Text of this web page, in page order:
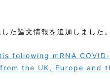
た論文情報を追加しました
mRNA
the UK, Europe and